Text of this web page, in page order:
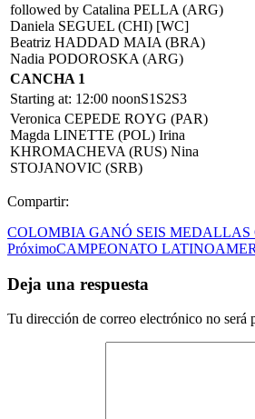
followed by Catalina PELLA (ARG)
Daniela SEGUEL (CHI) [WC]
Beatriz HADDAD MAIA (BRA)
Nadia PODOROSKA (ARG)
CANCHA 1
Starting at: 12:00 noonS1S2S3
Veronica CEPEDE ROYG (PAR)
Magda LINETTE (POL) Irina
KHROMACHEVA (RUS) Nina
STOJANOVIC (SRB)
Compartir:
COLOMBIA GANÓ SEIS MEDALLAS
PróximoCAMPEONATO
Deja una respuesta
Tu dirección de correo electrónico no será